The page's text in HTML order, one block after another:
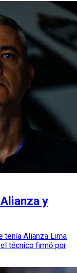
y
tenía Alianza Lima
técnico firmó por